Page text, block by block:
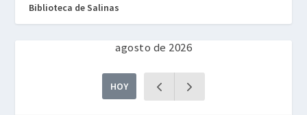
Biblioteca de Salinas
agosto de 2026
HOY